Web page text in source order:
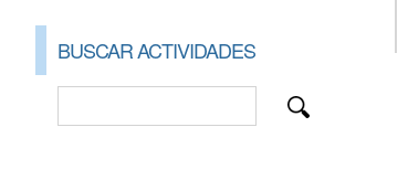
BUSCAR ACTIVIDADES